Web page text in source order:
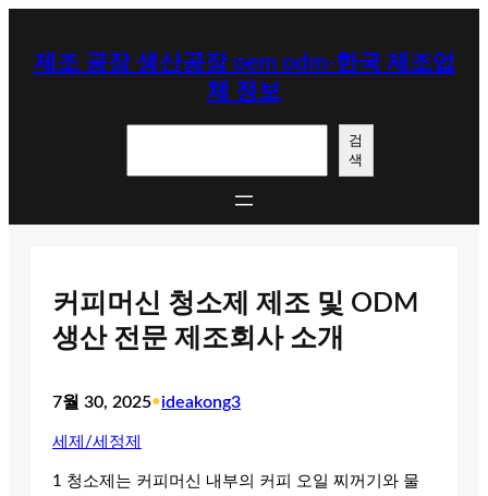
제조 공장 생산공장 oem odm-한국 제조업
체 정보
검
색
커피머신 청소제 제조 및 ODM
생산 전문 제조회사 소개
7월 30, 2025•ideakong3
세제/세정제
1 청소제는 커피머신 내부의 커피 오일 찌꺼기와 물